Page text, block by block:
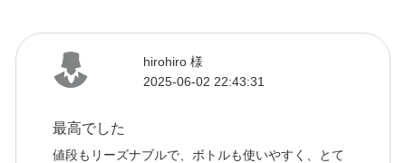
hirohiro 様
2025-06-02 22:43:31
最高でした
値段もリーズナブルで、ボトルも使いやすく、とて